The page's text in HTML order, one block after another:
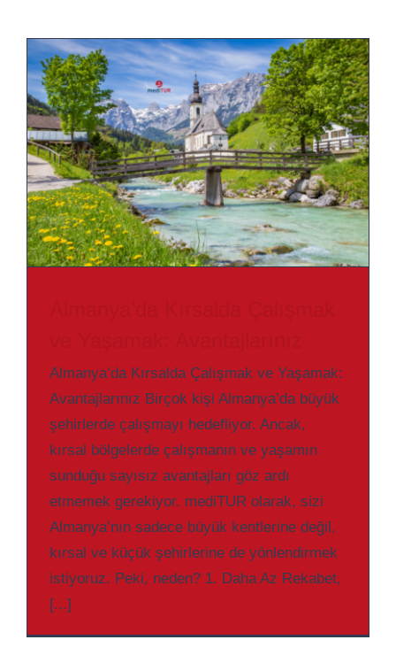
Almanya’da Kırsalda Çalışmak ve Yaşamak:
Avantajlarınız Birçok kişi Almanya’da büyük
şehirlerde çalışmayı hedefliyor. Ancak,
kırsal bölgelerde çalışmanın ve yaşamın
sunduğu sayısız avantajları göz ardı
etmemek gerekiyor. mediTUR olarak, sizi
Almanya’nın sadece büyük kentlerine değil,
kırsal ve küçük şehirlerine de yönlendirmek
istiyoruz. Peki, neden? 1. Daha Az Rekabet,
[...]